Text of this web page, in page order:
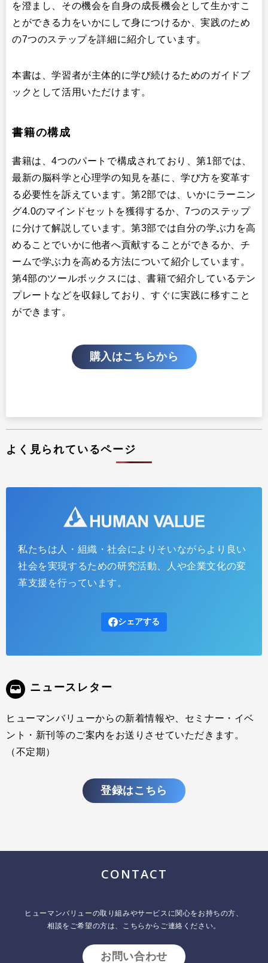
を澄まし、その機会を自身の成長機会として生かすこ
とができる力をいかにして身につけるか、実践のため
の7つのステップを詳細に紹介しています。
本書は、学習者が主体的に学び続けるためのガイドブ
ックとして活用いただけます。
書籍の構成
書籍は、4つのパートで構成されており、第1部では、
最新の脳科学と心理学の知見を基に、学び方を変革す
る必要性を訴えています。第2部では、いかにラーニン
グ4.0のマインドセットを獲得するか、7つのステップ
に分けて解説しています。第3部では自分の学ぶ力を高
めることでいかに他者へ貢献することができるか、チ
ームで学ぶ力を高める方法について紹介しています。
第4部のツールボックスには、書籍で紹介しているテン
プレートなどを収録しており、すぐに実践に移すこと
ができます。
購入はこちらから
よく見られているページ
私たちは人・組織・社会によりそいながらより良い
社会を実現するための研究活動、人や企業文化の変
革支援を行っています。
シェアする
ニュースレター
ヒューマンバリューからの新着情報や、セミナー・イベ
ント・新刊等のご案内をお送りさせていただきます。
（不定期）
登録はこちら
CONTACT
ヒューマンバリューの取り組みやサービスに関心をお持ちの方、
相談をご希望の方は、こちらからご連絡ください。
お問い合わせ